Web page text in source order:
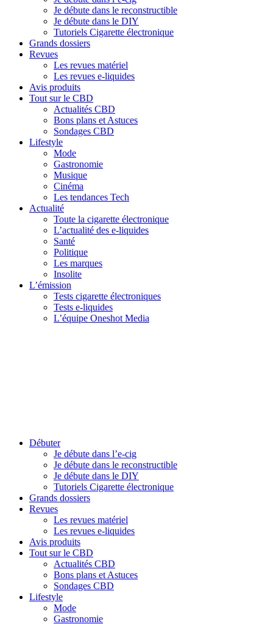
Je débute dans le reconstructible
Je débute dans le DIY
Tutoriels Cigarette électronique
Grands dossiers
Revues
Les revues matériel
Les revues e-liquides
Avis produits
Tout sur le CBD
Actualités CBD
Bons plans et Astuces
Sondages CBD
Lifestyle
Mode
Gastronomie
Musique
Cinéma
Les tendances Tech
Actualité
Toute la cigarette électronique
L’actualité des e-liquides
Santé
Politique
Les marques
Insolite
L’émission
Tests cigarette électroniques
Tests e-liquides
L’équipe Oneshot Media
Débuter
Je débute dans l’e-cig
Je débute dans le reconstructible
Je débute dans le DIY
Tutoriels Cigarette électronique
Grands dossiers
Revues
Les revues matériel
Les revues e-liquides
Avis produits
Tout sur le CBD
Actualités CBD
Bons plans et Astuces
Sondages CBD
Lifestyle
Mode
Gastronomie